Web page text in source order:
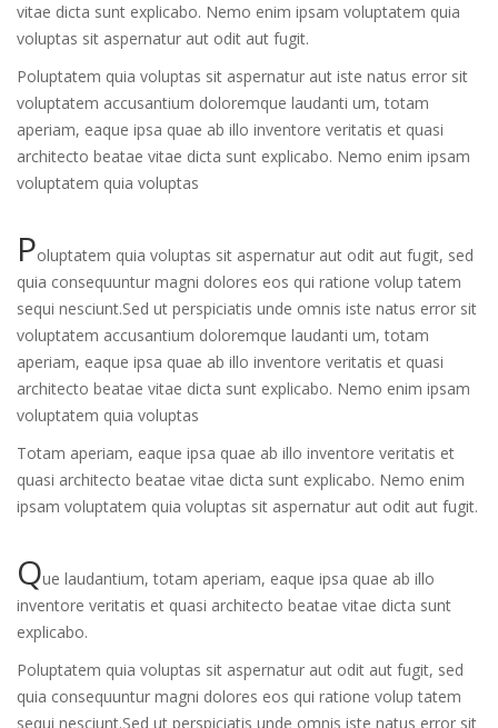
vitae dicta sunt explicabo. Nemo enim ipsam voluptatem quia
voluptas sit aspernatur aut odit aut fugit.
Poluptatem quia voluptas sit aspernatur aut iste natus error sit
voluptatem accusantium doloremque laudanti um, totam
aperiam, eaque ipsa quae ab illo inventore veritatis et quasi
architecto beatae vitae dicta sunt explicabo. Nemo enim ipsam
voluptatem quia voluptas
Poluptatem quia voluptas sit aspernatur aut odit aut fugit, sed
quia consequuntur magni dolores eos qui ratione volup tatem
sequi nesciunt.Sed ut perspiciatis unde omnis iste natus error sit
voluptatem accusantium doloremque laudanti um, totam
aperiam, eaque ipsa quae ab illo inventore veritatis et quasi
architecto beatae vitae dicta sunt explicabo. Nemo enim ipsam
voluptatem quia voluptas
Totam aperiam, eaque ipsa quae ab illo inventore veritatis et
quasi architecto beatae vitae dicta sunt explicabo. Nemo enim
ipsam voluptatem quia voluptas sit aspernatur aut odit aut fugit.
Que laudantium, totam aperiam, eaque ipsa quae ab illo
inventore veritatis et quasi architecto beatae vitae dicta sunt
explicabo.
Poluptatem quia voluptas sit aspernatur aut odit aut fugit, sed
quia consequuntur magni dolores eos qui ratione volup tatem
sequi nesciunt.Sed ut perspiciatis unde omnis iste natus error sit